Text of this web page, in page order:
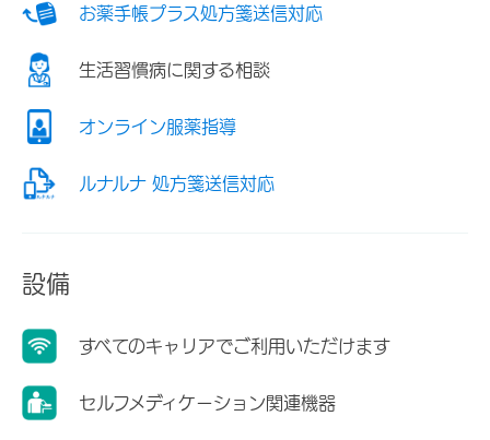
お薬手帳プラス処方箋送信対応
生活習慣病に関する相談
オンライン服薬指導
ルナルナ 処方箋送信対応
設備
すべてのキャリアでご利用いただけます
セルフメディケーション関連機器